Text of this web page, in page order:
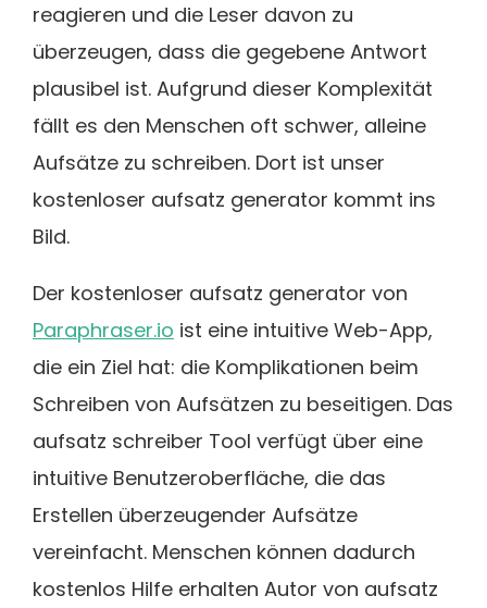
reagieren und die Leser davon zu
überzeugen, dass die gegebene Antwort
plausibel ist. Aufgrund dieser Komplexität
fällt es den Menschen oft schwer, alleine
Aufsätze zu schreiben. Dort ist unser
kostenloser aufsatz generator kommt ins
Bild.
Der kostenloser aufsatz generator von
Paraphraser.io ist eine intuitive Web-App,
die ein Ziel hat: die Komplikationen beim
Schreiben von Aufsätzen zu beseitigen. Das
aufsatz schreiber Tool verfügt über eine
intuitive Benutzeroberfläche, die das
Erstellen überzeugender Aufsätze
vereinfacht. Menschen können dadurch
kostenlos Hilfe erhalten Autor von aufsatz